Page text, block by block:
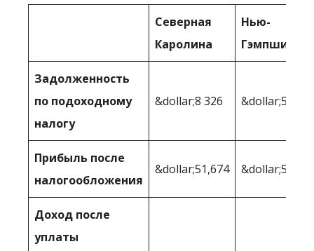
Северная
Каролина
Нью-
Гэмпшир
Задолженность
по подоходному
налогу
&dollar;8 326 &dollar;5,968
Прибыль после
налогообложения
&dollar;51,674
Доход после
уплаты